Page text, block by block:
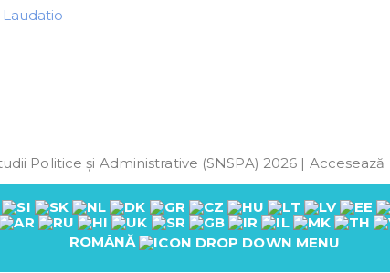
Laudatio
Politice și Administrative (SNSPA) 2026 | Accesează
ROMÂNĂ